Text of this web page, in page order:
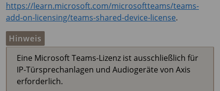
https://learn.microsoft.com/microsoftteams/teams-
add-on-licensing/teams-shared-device-license.
Hinweis
Eine Microsoft Teams-Lizenz ist ausschließlich für
IP-Türsprechanlagen und Audiogeräte von Axis
erforderlich.